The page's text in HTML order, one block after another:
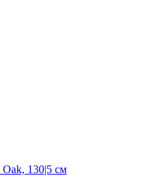
Oak, 130|5 см